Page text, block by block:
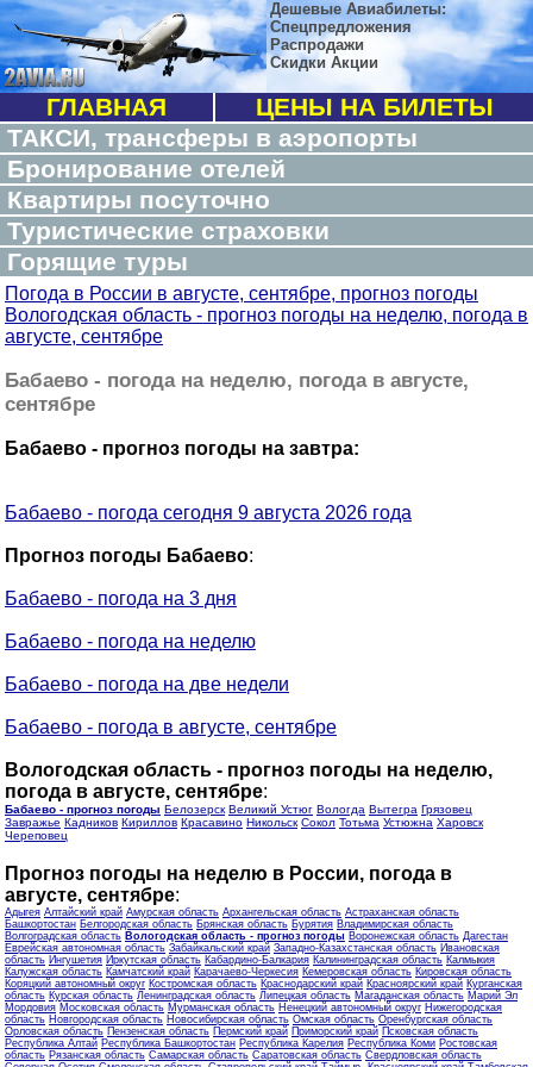
Дешевые Авиабилеты:
Спецпредложения
Распродажи
Скидки Акции
ГЛАВНАЯ
ЦЕНЫ НА БИЛЕТЫ
ТАКСИ, трансферы в аэропорты
Бронирование отелей
Квартиры посуточно
Туристические страховки
Горящие туры
Погода в России в августе, сентябре, прогноз погоды
Вологодская область - прогноз погоды на неделю, погода в
августе, сентябре
Бабаево - погода на неделю, погода в августе,
сентябре
Бабаево - прогноз погоды на завтра:
Бабаево - погода сегодня 9 августа 2026 года
Прогноз погоды Бабаево:
Бабаево - погода на 3 дня
Бабаево - погода на неделю
Бабаево - погода на две недели
Бабаево - погода в августе, сентябре
Вологодская область - прогноз погоды на неделю,
погода в августе, сентябре:
Бабаево - прогноз погоды Белозерск Великий Устюг Вологда Вытегра Грязовец
Завражье Кадников Кириллов Красавино Никольск Сокол Тотьма Устюжна Харовск
Череповец
Прогноз погоды на неделю в России, погода в
августе, сентябре:
Адыгея Алтайский край Амурская область Архангельская область Астраханская область
Башкортостан Белгородская область Брянская область Бурятия Владимирская область
Волгоградская область Вологодская область - прогноз погоды Воронежская область Дагестан
Еврейская автономная область Забайкальский край Западно-Казахстанская область Ивановская
область Ингушетия Иркутская область Кабардино-Балкария Калининградская область Калмыкия
Калужская область Камчатский край Карачаево-Черкесия Кемеровская область Кировская область
Коряцкий автономный округ Костромская область Краснодарский край Красноярский край Курганская
область Курская область Ленинградская область Липецкая область Магаданская область Марий Эл
Мордовия Московская область Мурманская область Ненецкий автономный округ Нижегородская
область Новгородская область Новосибирская область Омская область Оренбургская область
Орловская область Пензенская область Пермский край Приморский край Псковская область
Республика Алтай Республика Башкортостан Республика Карелия Республика Коми Ростовская
область Рязанская область Самарская область Саратовская область Свердловская область